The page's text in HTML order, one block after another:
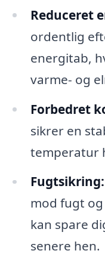
Reduceret
ordentlig
energitab,
varme- og
Forbedret
sikrer en
temperatur
Fugtsikring:
mod fugt
kan spare
senere hen.